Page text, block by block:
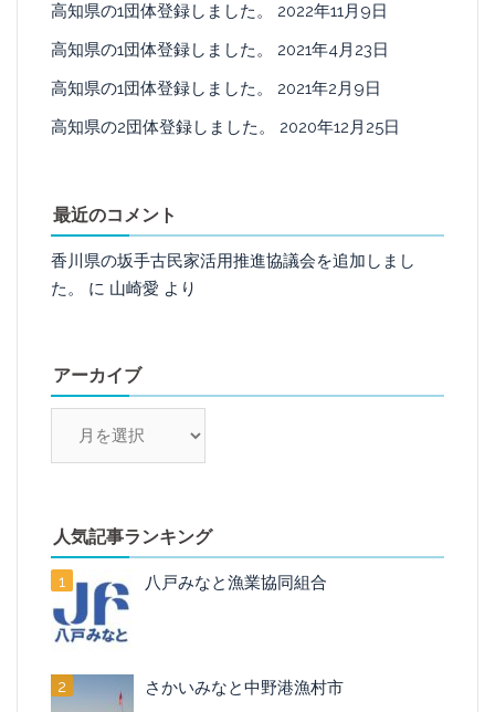
高知県の1団体登録しました。
2022年11月9日
高知県の1団体登録しました。
2021年4月23日
高知県の1団体登録しました。
2021年2月9日
高知県の2団体登録しました。
2020年12月25日
最近のコメント
香川県の坂手古民家活用推進協議会を追加しまし
た。
に 山崎愛 より
アーカイブ
ブ
人気記事ランキング
八戸みなと漁業協同組合
さかいみなと中野港漁村市